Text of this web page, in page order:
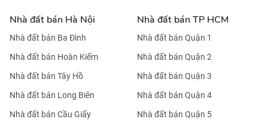
Nhà đất bán Hà Nội
Nhà đất bán Ba Đình
Nhà đất bán Hoàn Kiếm
Nhà đất bán Tây Hồ
Nhà đất bán Long Biên
Nhà đất bán Cầu Giấy
Nhà đất bán TP HCM
Nhà đất bán Quận 1
Nhà đất bán Quận 2
Nhà đất bán Quận 3
Nhà đất bán Quận 4
Nhà đất bán Quận 5